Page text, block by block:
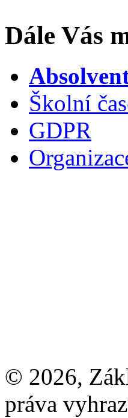
Dále Vás
Školní
GDPR
© 2026,
práva